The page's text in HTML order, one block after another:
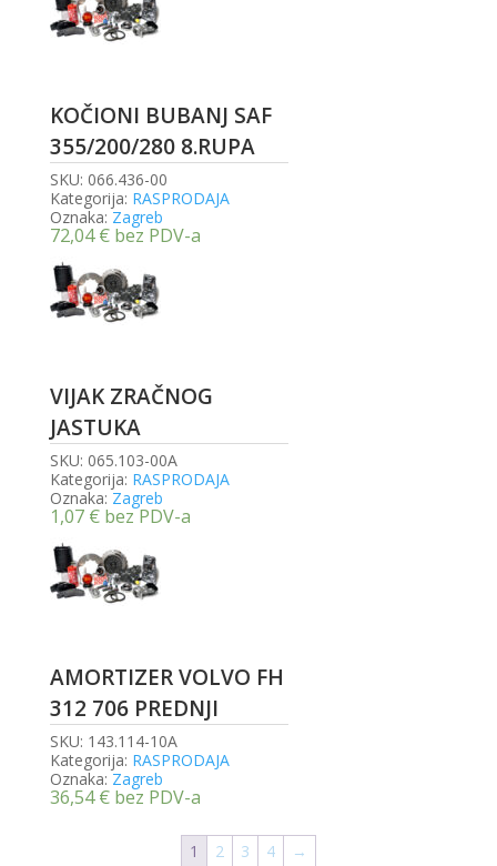
KOČIONI BUBANJ SAF
355/200/280 8.RUPA
SKU: 066.436-00
Kategorija: RASPRODAJA
Oznaka: Zagreb
72,04€ bez PDV-a
VIJAK ZRAČNOG
JASTUKA
SKU: 065.103-00A
Kategorija: RASPRODAJA
Oznaka: Zagreb
1,07 € bez PDV-a
AMORTIZER VOLVO FH
312 706 PREDNJI
SKU: 143.114-10A
Kategorija: RASPRODAJA
Oznaka: Zagreb
36,54€ bez PDV-a
1 2 3 4 →